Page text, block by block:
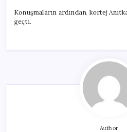
Konuşmaların ardından, kortej
geçti.
Author